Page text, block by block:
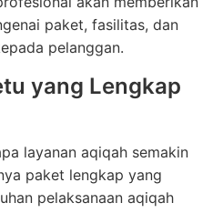
paket, fasilitas, dan
pelanggan.
yang Lengkap
layanan aqiqah semakin
paket lengkap yang
pelaksanaan aqiqah